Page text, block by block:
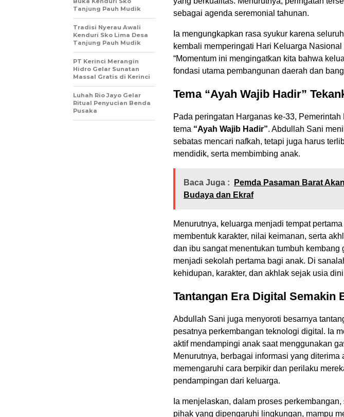
sebagai agenda seremonial tahunan.
Ia mengungkapkan rasa syukur karena
kembali memperingati Hari Keluarga
“Momentum ini mengingatkan kita bahwa
fondasi utama pembangunan daerah dan
Tema “Ayah Wajib Hadir”
Pada peringatan Harganas ke-33, Pemerintah
tema “Ayah Wajib Hadir”. Abdullah Sani
sebatas mencari nafkah, tetapi juga harus
mendidik, serta membimbing anak.
Baca Juga :
Pemda Pasaman Barat
Budaya dan Ekraf
Menurutnya, keluarga menjadi tempat
membentuk karakter, nilai keimanan, serta
dan ibu sangat menentukan tumbuh kembang
menjadi sekolah pertama bagi anak. Di
kehidupan, karakter, dan akhlak sejak usia
Tantangan Era Digital Semakin
Abdullah Sani juga menyoroti besarnya
pesatnya perkembangan teknologi digital. Ia
aktif mendampingi anak saat menggunakan
Menurutnya, berbagai informasi yang
memengaruhi cara berpikir dan perilaku
pendampingan dari keluarga.
Ia menjelaskan, dalam proses
pihak yang dipengaruhi lingkungan, mampu
Tanjung Pauh Mudik
Tradisi Nyerau Awali
Kenduri Sko Lima Desa
Tanjung Pauh Mudik
PT Kerinci Merangin
Hidro Gelar Sunatan
Massal Gratis di Kerinci
Luhah Rio Jayo Gelar
Ritual Penyucian Benda
Pusaka